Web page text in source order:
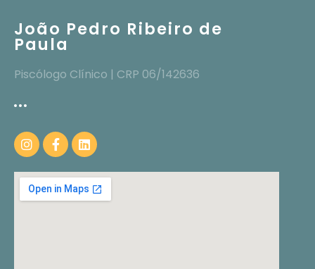
João Pedro Ribeiro de
Paula
Piscólogo Clínico | CRP 06/142636